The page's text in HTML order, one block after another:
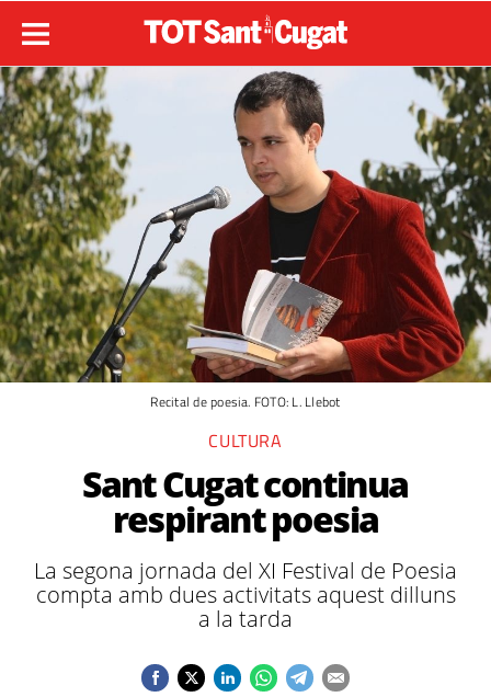
Recital de poesia. FOTO: L. Llebot
CULTURA
Sant Cugat continua
respirant poesia
La segona jornada del XI Festival de Poesia
compta amb dues activitats aquest dilluns
a la tarda